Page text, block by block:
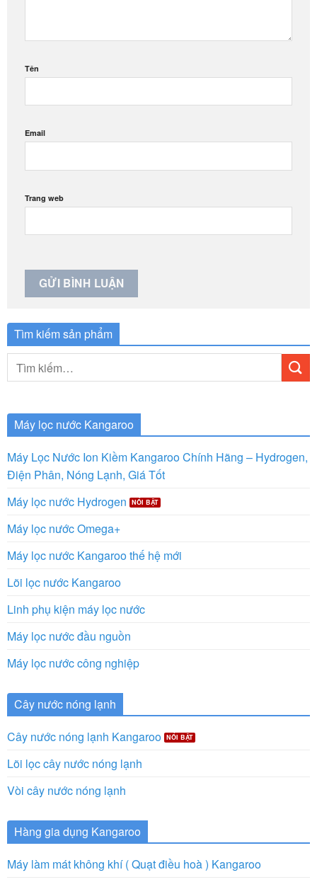
Tên
Email
Trang web
Tìm kiếm sản phẩm
kiếm:
Máy lọc nước Kangaroo
Máy Lọc Nước Ion Kiềm Kangaroo Chính Hãng – Hydrogen,
Điện Phân, Nóng Lạnh, Giá Tốt
Máy lọc nước Hydrogen
Máy lọc nước Omega+
Máy lọc nước Kangaroo thế hệ mới
Lõi lọc nước Kangaroo
Linh phụ kiện máy lọc nước
Máy lọc nước đầu nguồn
Máy lọc nước công nghiệp
Cây nước nóng lạnh
Cây nước nóng lạnh Kangaroo
Lõi lọc cây nước nóng lạnh
Vòi cây nước nóng lạnh
Hàng gia dụng Kangaroo
Máy làm mát không khí ( Quạt điều hoà ) Kangaroo